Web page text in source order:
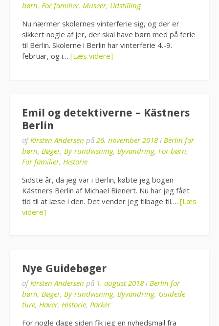
børn, For familier, Museer, Udstilling
Nu nærmer skolernes vinterferie sig, og der er
sikkert nogle af jer, der skal have børn med på ferie
til Berlin. Skolerne i Berlin har vinterferie 4.-9.
februar, og i… [Læs videre]
Emil og detektiverne – Kästners
Berlin
afKirsten Andersen på 26. november 2018 i Berlin for
børn, Bøger, By-rundvisning, Byvandring, For børn,
For familier, Historie
Sidste år, da jeg var i Berlin, købte jeg bogen
Kästners Berlin af Michael Bienert. Nu har jeg fået
tid til at læse i den. Det vender jeg tilbage til…. [Læs
videre]
Nye Guidebøger
afKirsten Andersen på 1. august 2018 i Berlin for
børn, Bøger, By-rundvisning, Byvandring, Guidede
ture, Haver, Historie, Parker
For nogle dage siden fik jeg en nyhedsmail fra